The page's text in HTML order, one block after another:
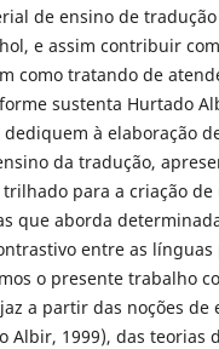
de ensino de
e assim contribuir
como tratando de
sustenta Hurtado
à elaboração
da tradução,
para a criação
que aborda
entre as línguas
o presente trabalho
a partir das noções de
Albir, 1999), das teorias